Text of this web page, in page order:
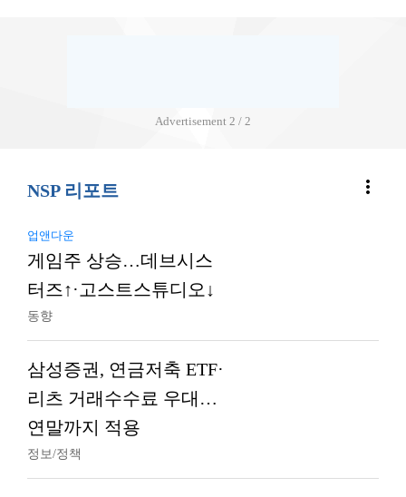
Advertisement 2 / 2
NSP 리포트 more_vert
업앤다운
게임주 상승…데브시스
터즈↑·고스트스튜디오↓
동향
삼성증권, 연금저축 ETF·
리츠 거래수수료 우대…
연말까지 적용
정보/정책